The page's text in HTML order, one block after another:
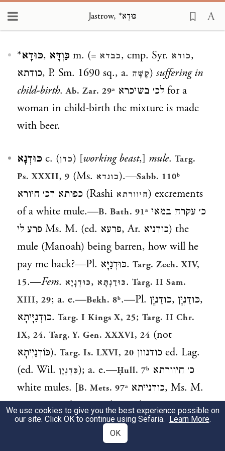
Jastrow, *כּוּדָא
*כּוּדָא, כַּוְדָּא m. (= כבדא, cmp. Syr. כודא,
כודתא, P. Sm. 1690 sq., a. קָשָׁה) suffering in
child-birth.Ab. Zar. 29ᵃ לכ׳ בשיכרא for a
woman in child-birth the mixture is made
with beer.
כּוּדְנָא c. (כדן) [working beast,] mule. Targ.
Ps. XXXII, 9 (Ms. כונדא).—Sabb. 110ᵇ
כפותא דכ׳ חיורא (Rashi חיוורתא) excrements
of a white mule.—B. Bath. 91ᵃ
פרע לי Ms. M. (ed. פרעא, Ar. כודניא) the
mule (Manoah) being barren, how will he
pay me back?—Pl. כּוּדְנַיָּא. Targ. Zech. XIV,
15.—Fem. כּוּדְנָיָא, כּוּדַנְתָּא. Targ. II Sam.
XIII, 29; a. e.—Bekh. 8ᵇ.—Pl. כּוּדַנְיָן, כּוּדַנְיָן,
כּוּדְנַיָּיתָא. Targ. I Kings X, 25; Targ. II Chr.
IX, 24. Targ. Y. Gen. XXXVI, 24 (not
כּוֹדְנַיְיתָא). Targ. Is. LXVI, 20 כודנוון ed. Lag.
(ed. Wil. כִּדְנְיָן); a. e.—Ḥull. 7ᵇ כ׳ חיוורתא
white mules. [B. Mets. 97ᵃ כודנייתא, Ms. M.
כונדתיה, readכּוּדַנְתֵּיהhis mule.]
We use cookies to give you the best experience possible on
our site. Click OK to continue using Sefaria. Learn More.
OK